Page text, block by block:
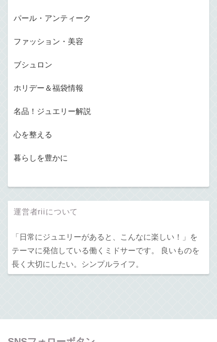
パール・アンティーク
ファッション・美容
ブシュロン
ホリデー＆福袋情報
名品！ジュエリー解説
心を整える
暮らしを豊かに
運営者riiについて
「日常にジュエリーがあると、こんなに楽しい！」を
テーマに発信している働くミドサーです。 良いものを
長く大切にしたい。シンプルライフ。